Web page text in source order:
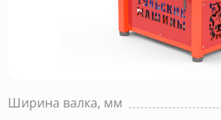
Ширина валка, мм